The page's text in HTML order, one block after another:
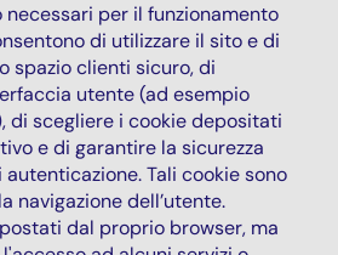
necessari per il funzionamento
di utilizzare il sito e di
spazio clienti sicuro, di
utente (ad esempio
di scegliere i cookie depositati
e di garantire la sicurezza
Tali cookie sono
navigazione dell’utente.
dal proprio browser, ma